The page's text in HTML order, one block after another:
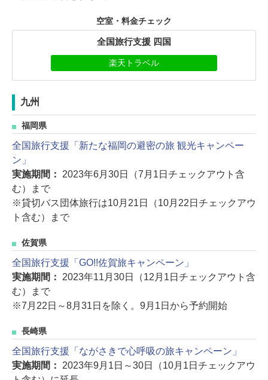
空室・料金チェック
全国旅行支援 四国
楽天トラベル
九州
福岡県
全国旅行支援「新たな福岡の避密の旅 観光キャンペー
ン」
実施期間： 2023年6月30日（7月1日チェックアウト含
む）まで
※貸切バス団体旅行は10月21日（10月22日チェックアウ
ト含む）まで
佐賀県
全国旅行支援「GO!!佐賀旅キャンペーン」
実施期間： 2023年11月30日（12月1日チェックアウト含
む）まで
※7月22日～8月31日を除く。9月1日から予約開始
長崎県
全国旅行支援「ながさきで心呼吸の旅キャンペーン」
実施期間： 2023年9月1日～30日（10月1日チェックアウ